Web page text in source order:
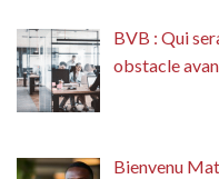
BVB : Qui
obstacle
Bienvenu